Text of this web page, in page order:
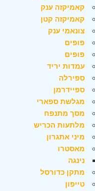
קאמיקזה ענק
קאמיקזה קטן
צונאמי ענק
פופים
פופים
עמדות יריד
ספירלה
ספיידרמן
מגלשת ספארי
מסך מתנפח
מלתעות הכריש
מיני אתגרון
מאסטרו
נינגה
מתקן כדורסל
טייפון